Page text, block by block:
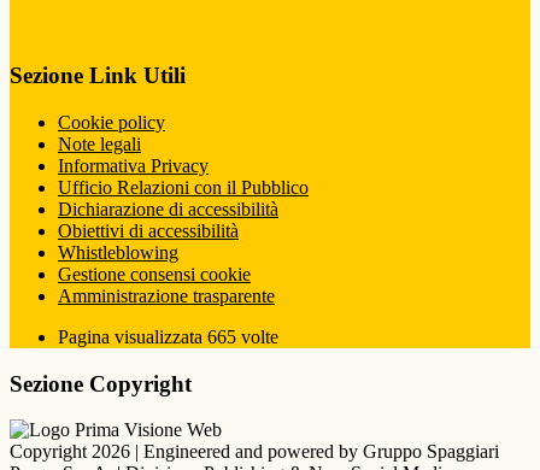
Sezione Link Utili
Cookie policy
Note legali
Informativa Privacy
Ufficio Relazioni con il Pubblico
Dichiarazione di accessibilità
Obiettivi di accessibilità
Whistleblowing
Gestione consensi cookie
Amministrazione trasparente
Pagina visualizzata 665 volte
Sezione Copyright
Copyright 2026 | Engineered and powered by Gruppo Spaggiari